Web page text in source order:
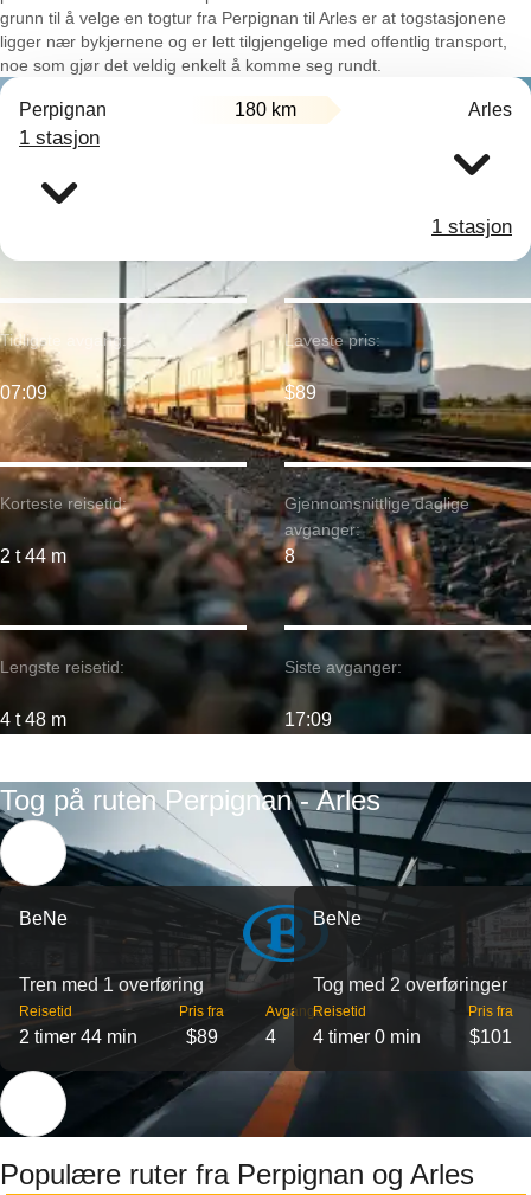
grunn til å velge en togtur fra Perpignan til Arles er at togstasjonene
ligger nær bykjernene og er lett tilgjengelige med offentlig transport,
noe som gjør det veldig enkelt å komme seg rundt.
Perpignan 180 km Arles
1 stasjon
1 stasjon
Korteste reisetid:
2 t 44 m
Tidligste avgang:
07:09
Lengste reisetid:
4 t 48 m
Laveste pris:
$89
Gjennomsnittlige daglige
avganger:
8
Siste avganger:
17:09
Tog på ruten Perpignan - Arles
BeNe
Tren med 1 overføring
Reisetid
2 timer 44 min
Pris fra
$89
Avganger
4
BeNe
Tog med 2 overføringer
Reisetid
4 timer 0 min
Pris fra
$101
Populære ruter fra Perpignan og Arles